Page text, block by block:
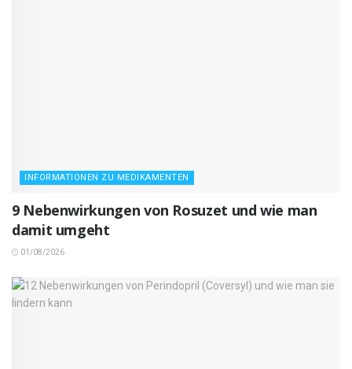
INFORMATIONEN ZU MEDIKAMENTEN
9 Nebenwirkungen von Rosuzet und wie man
damit umgeht
01/08/2026